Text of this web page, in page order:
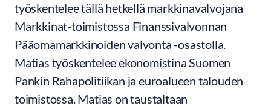
työskentelee tällä hetkellä markkinavalvojana
Markkinat-toimistossa Finanssivalvonnan
Pääomamarkkinoiden valvonta -osastolla.
Matias työskentelee ekonomistina Suomen
Pankin Rahapolitiikan ja euroalueen talouden
toimistossa. Matias on taustaltaan